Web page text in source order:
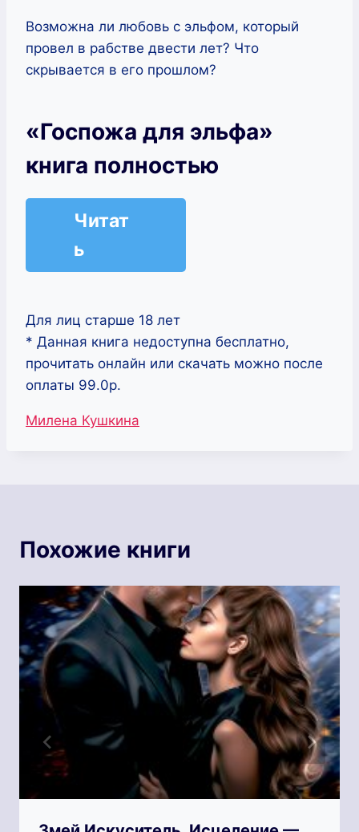
Возможна ли любовь с эльфом, который
провел в рабстве двести лет? Что
скрывается в его прошлом?
«Госпожа для эльфа»
книга полностью
Читат
ь
Для лиц старше 18 лет
* Данная книга недоступна бесплатно,
прочитать онлайн или скачать можно после
оплаты 99.0р.
Метки
Милена Кушкина
Похожие книги